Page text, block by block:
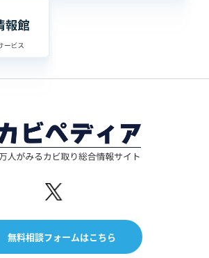
無料相談フォームはこちら